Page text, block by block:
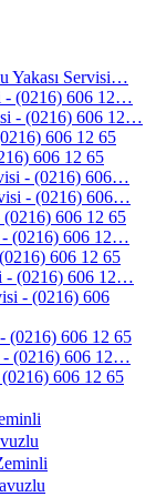
Yakası Servisi…
- (0216) 606 12…
- (0216) 606 12…
606 12 65
606 12 65
- (0216) 606…
- (0216) 606…
606 12 65
- (0216) 606 12…
606 12 65
- (0216) 606 12…
- (0216) 606
(0216) 606 12 65
- (0216) 606 12…
606 12 65